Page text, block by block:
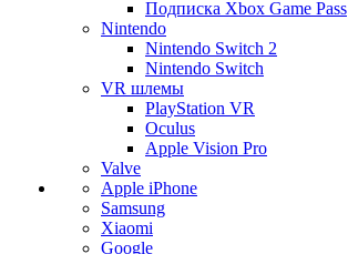
Подписка Xbox Game Pass
Nintendo
Nintendo Switch 2
Nintendo Switch
VR шлемы
PlayStation VR
Oculus
Apple Vision Pro
Valve
Apple iPhone
Samsung
Xiaomi
Google